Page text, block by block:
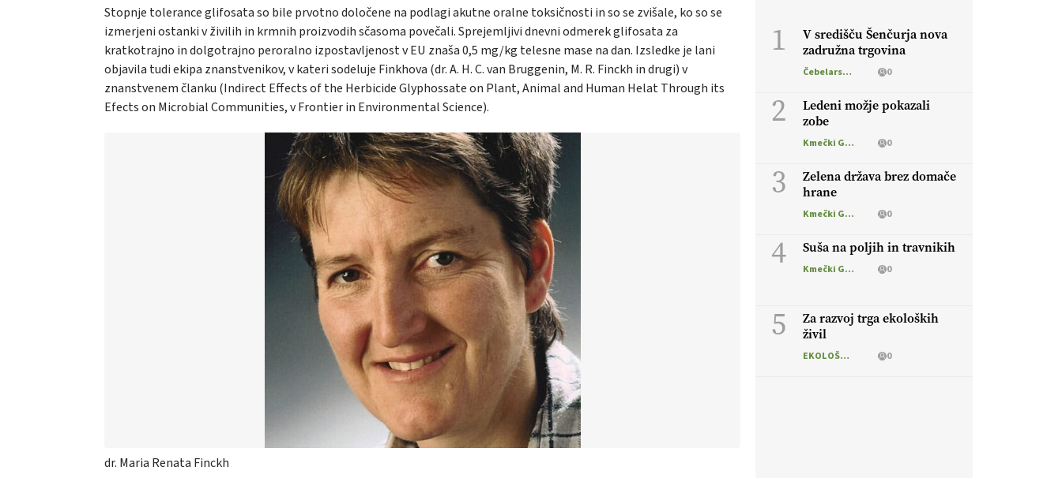
Stopnje tolerance glifosata so bile prvotno določene na podlagi akutne oralne toksičnosti in so se zvišale, ko so se
izmerjeni ostanki v živilih in krmnih proizvodih sčasoma povečali. Sprejemljivi dnevni odmerek glifosata za
kratkotrajno in dolgotrajno peroralno izpostavljenost v EU znaša 0,5 mg/kg telesne mase na dan. Izsledke je lani
objavila tudi ekipa znanstvenikov, v kateri sodeluje Finkhova (dr. A. H. C. van Bruggenin, M. R. Finckh in drugi) v
znanstvenem članku (Indirect Effects of the Herbicide Glyphossate on Plant, Animal and Human Helat Through its
Efects on Microbial Communities, v Frontier in Environmental Science).
dr. Maria Renata Finckh
1
V središču Šenčurja nova
zadružna trgovina
Čebelarstvo 0
2
Ledeni možje pokazali
zobe
Kmečki Glas 0
3
Zelena država brez domače
hrane
Kmečki Glas 0
4 Suša na poljih in travnikih
Kmečki Glas 0
5
Za razvoj trga ekoloških
živil
EKOLOŠKO LOGIČNO 0